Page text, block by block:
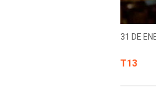
31 DE
T13